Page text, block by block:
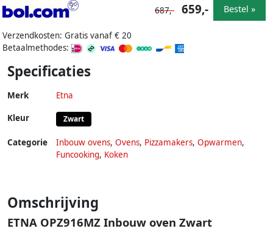
Verzendkosten: Gratis vanaf € 20
Betaalmethodes:
687,- 659,- Bestel »
Specificaties
Merk Etna
Kleur Zwart
Categorie Inbouw ovens, Ovens, Pizzamakers, Opwarmen,
Funcooking, Koken
Omschrijving
ETNA OPZ916MZ Inbouw oven Zwart